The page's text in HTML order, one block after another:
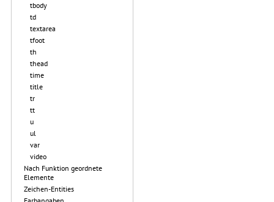
tbody
td
textarea
tfoot
th
thead
time
title
tr
tt
u
ul
var
video
Nach Funktion geordnete
Elemente
Zeichen-Entities